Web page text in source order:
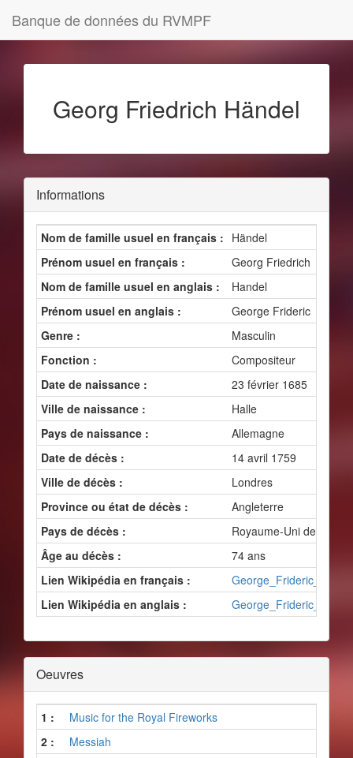
Banque de données du RVMPF
Georg Friedrich Händel
Informations
Nom de famille usuel en français : Händel
Prénom usuel en français :
Georg Friedrich
Nom de famille usuel en anglais :
Handel
Prénom usuel en anglais :
George Frideric
Genre :
Masculin
Fonction :
Compositeur
Date de naissance :
23 février 1685
Ville de naissance :
Halle
Pays de naissance :
Allemagne
Date de décès :
14 avril 1759
Ville de décès :
Londres
Province ou état de décès :
Angleterre
Pays de décès :
Royaume-Uni de
Âge au décès :
74 ans
Lien Wikipédia en français :
Lien Wikipédia en anglais :
Oeuvres
1 :
Music for the Royal Fireworks
2 :
Messiah